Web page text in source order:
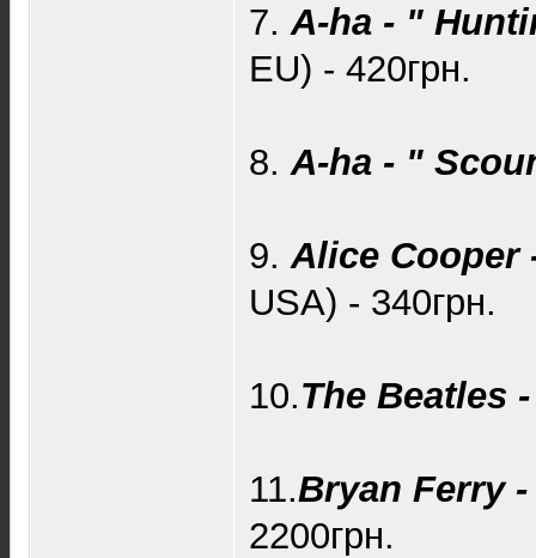
7.A-ha - "
EU) - 420грн.
8.A-ha - "
9.Alice Cooper
USA) - 340грн.
10.The Beatles
11.Bryan Ferry
2200грн.